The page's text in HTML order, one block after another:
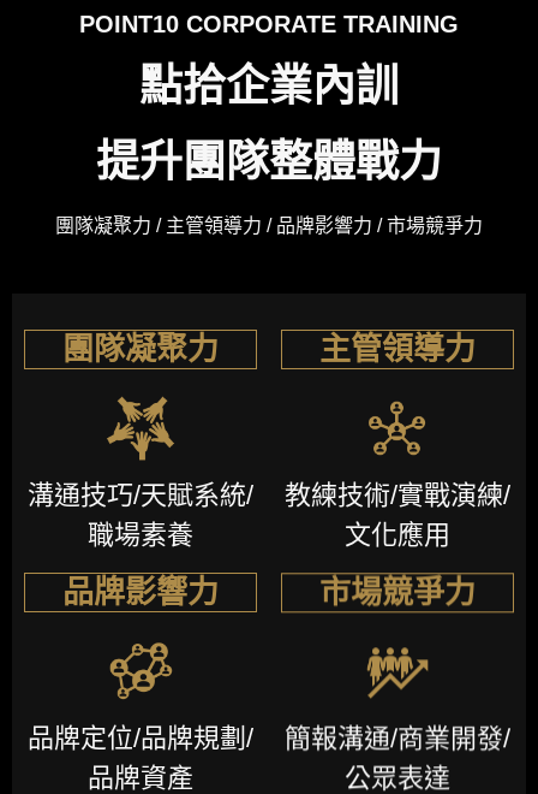
POINT10 CORPORATE TRAINING
點拾企業內訓
提升團隊整體戰力
團隊凝聚力 / 主管領導力 / 品牌影響力 / 市場競爭力
團隊凝聚力
溝通技巧/天賦系統/
職場素養
主管領導力
教練技術/實戰演練/
文化應用
品牌影響力
品牌定位/品牌規劃 /
品牌資產
市場競爭力
簡報溝通/商業開發/
公眾表達